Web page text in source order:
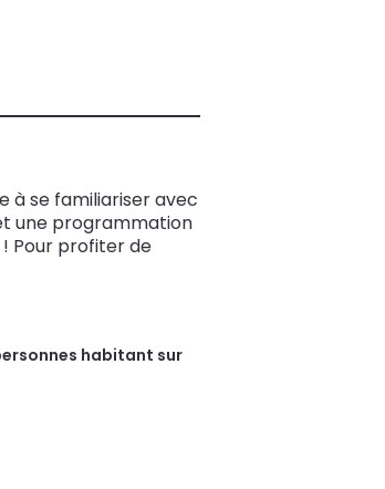
à se familiariser avec
une programmation
Pour profiter de
habitant sur